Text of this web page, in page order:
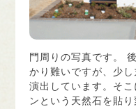
門周りの写真です。
かり難いですが、少
演出しています。そ
ンという天然石を貼